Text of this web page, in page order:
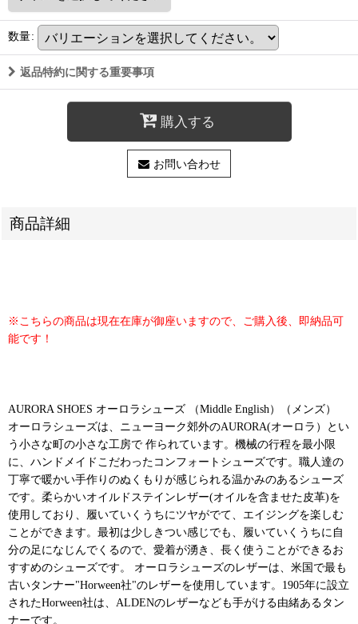
数量:
返品特約に関する重要事項
購入する
お問い合わせ
商品詳細
※こちらの商品は現在在庫が御座いますので、ご購入後、即納品可
能です！
AURORA SHOES オーロラシューズ （Middle English）（メンズ）
オーロラシューズは、ニューヨーク郊外のAURORA(オーロラ）とい
う小さな町の小さな工房で 作られています。機械の行程を最小限
に、ハンドメイドこだわったコンフォートシューズです。職人達の
丁寧で暖かい手作りのぬくもりが感じられる温かみのあるシューズ
です。柔らかいオイルドステインレザー(オイルを含ませた皮革)を
使用しており、履いていくうちにツヤがでて、エイジングを楽しむ
ことができます。最初は少しきつい感じでも、履いていくうちに自
分の足になじんでくるので、愛着が湧き、長く使うことができるお
すすめのシューズです。 オーロラシューズのレザーは、米国で最も
古いタンナー"Horween社"のレザーを使用しています。1905年に設立
されたHorween社は、ALDENのレザーなども手がける由緒あるタン
ナーです。